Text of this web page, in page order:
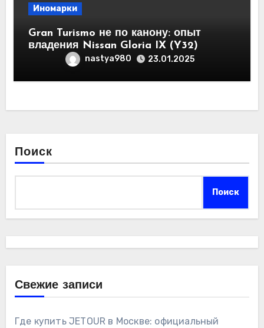
Иномарки
Gran Turismo не по канону: опыт
владения Nissan Gloria IX (Y32)
nastya980 23.01.2025
Поиск
Поиск
Свежие записи
Где купить JETOUR в Москве: официальный